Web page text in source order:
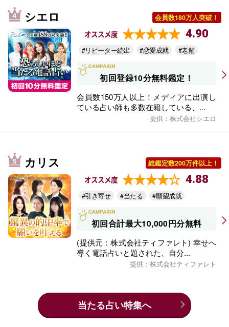
シエロ 会員数180万人突破！
オススメ度 4.90
#リピーター続出 #恋愛成就 #老舗
初回登録10分無料鑑定！
会員数150万人以上！メディアに出演し
ている占い師も多数在籍している、...
提供：株式会社シエロ
カリス 総鑑定数200万件以上！
オススメ度 4.88
#引き寄せ #当たる #願望成就
初回合計最大10,000円分無料
(提供元：株式会社ティファレト) 幸せへ
導く電話占いと題された、自分...
提供：株式会社ティファレト
当たる占い特集へ